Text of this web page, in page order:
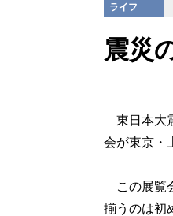
ライフ
震災
東日本大
会が東京・
この展覧
揃うのは初